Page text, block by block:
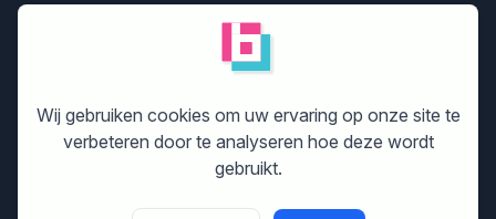
Website ontwerp
Print ontwerp
Banner ontwerp
Flyer ontwerp
Grafisch design
Wij gebruiken cookies om uw ervaring op onze site te
verbeteren door te analyseren hoe deze wordt
gebruikt.